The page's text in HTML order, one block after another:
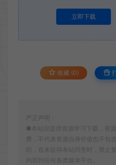
立即下载
收藏 (0)
严正声明：
●本站仅提供资源学习下载，资
费，不代表资源自身价值也不包
织，在未征得本站同意时，禁止
内容到任何各类媒体平台。